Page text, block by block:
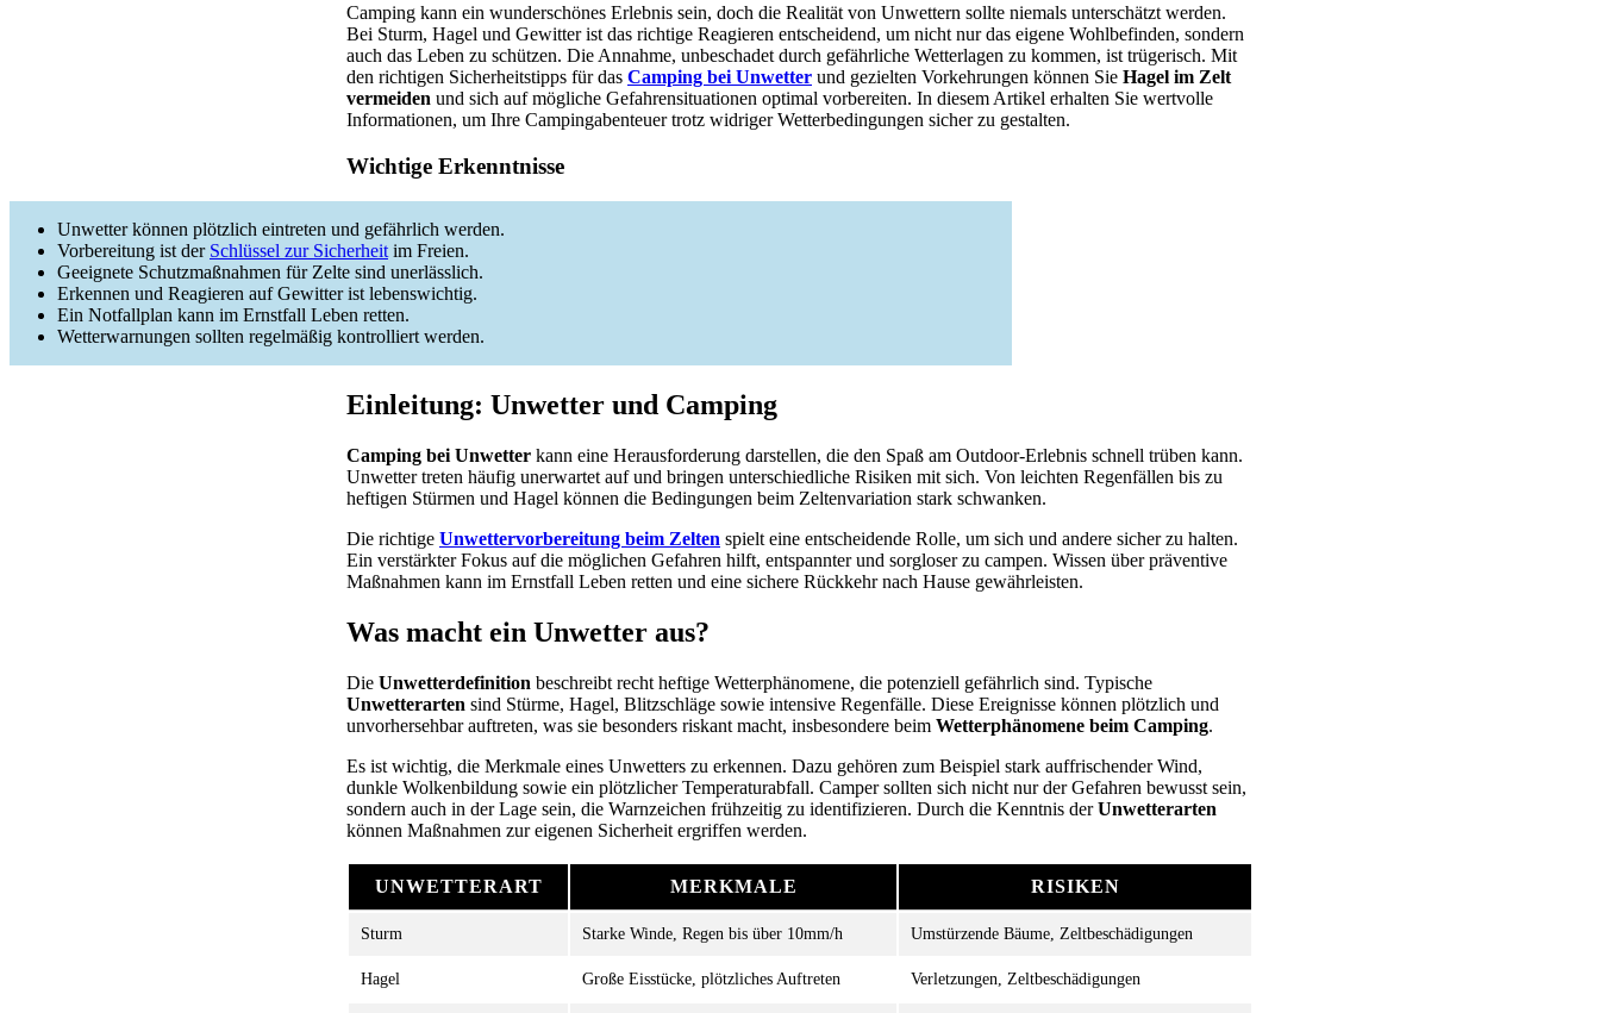
Camping kann ein wunderschönes Erlebnis sein, doch die Realität von Unwettern sollte niemals unterschätzt werden.
Bei Sturm, Hagel und Gewitter ist das richtige Reagieren entscheidend, um nicht nur das eigene Wohlbefinden, sondern
auch das Leben zu schützen. Die Annahme, unbeschadet durch gefährliche Wetterlagen zu kommen, ist trügerisch. Mit
den richtigen Sicherheitstipps für das Camping bei Unwetter und gezielten Vorkehrungen können Sie Hagel im Zelt
vermeiden und sich auf mögliche Gefahrensituationen optimal vorbereiten. In diesem Artikel erhalten Sie wertvolle
Informationen, um Ihre Campingabenteuer trotz widriger Wetterbedingungen sicher zu gestalten.
Wichtige Erkenntnisse
Unwetter können plötzlich eintreten und gefährlich werden.
Vorbereitung ist der Schlüssel zur Sicherheit im Freien.
Geeignete Schutzmaßnahmen für Zelte sind unerlässlich.
Erkennen und Reagieren auf Gewitter ist lebenswichtig.
Ein Notfallplan kann im Ernstfall Leben retten.
Wetterwarnungen sollten regelmäßig kontrolliert werden.
Einleitung: Unwetter und Camping
Camping bei Unwetter kann eine Herausforderung darstellen, die den Spaß am Outdoor-Erlebnis schnell trüben kann.
Unwetter treten häufig unerwartet auf und bringen unterschiedliche Risiken mit sich. Von leichten Regenfällen bis zu
heftigen Stürmen und Hagel können die Bedingungen beim Zeltenvariation stark schwanken.
Die richtige Unwettervorbereitung beim Zelten spielt eine entscheidende Rolle, um sich und andere sicher zu halten.
Ein verstärkter Fokus auf die möglichen Gefahren hilft, entspannter und sorgloser zu campen. Wissen über präventive
Maßnahmen kann im Ernstfall Leben retten und eine sichere Rückkehr nach Hause gewährleisten.
Was macht ein Unwetter aus?
Die Unwetterdefinition beschreibt recht heftige Wetterphänomene, die potenziell gefährlich sind. Typische
Unwetterarten sind Stürme, Hagel, Blitzschläge sowie intensive Regenfälle. Diese Ereignisse können plötzlich und
unvorhersehbar auftreten, was sie besonders riskant macht, insbesondere beim Wetterphänomene beim Camping.
Es ist wichtig, die Merkmale eines Unwetters zu erkennen. Dazu gehören zum Beispiel stark auffrischender Wind,
dunkle Wolkenbildung sowie ein plötzlicher Temperaturabfall. Camper sollten sich nicht nur der Gefahren bewusst sein,
sondern auch in der Lage sein, die Warnzeichen frühzeitig zu identifizieren. Durch die Kenntnis derUnwetterarten
können Maßnahmen zur eigenen Sicherheit ergriffen werden.
UNWETTERART MERKMALE RISIKEN
Sturm Starke Winde, Regen bis über 10mm/h Umstürzende Bäume, Zeltbeschädigungen
Hagel Große Eisstücke, plötzliches Auftreten Verletzungen, Zeltbeschädigungen